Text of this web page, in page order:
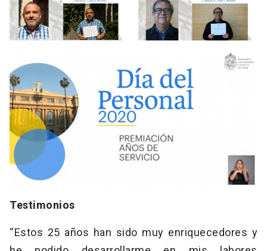
Testimonios
“Estos 25 años han sido muy enriquecedores y